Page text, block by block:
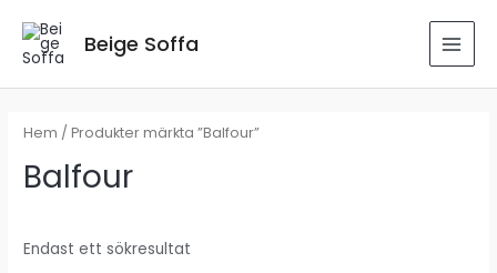
innehåll
Beige Soffa
Hem / Produkter märkta ”Balfour”
Balfour
Endast ett sökresultat